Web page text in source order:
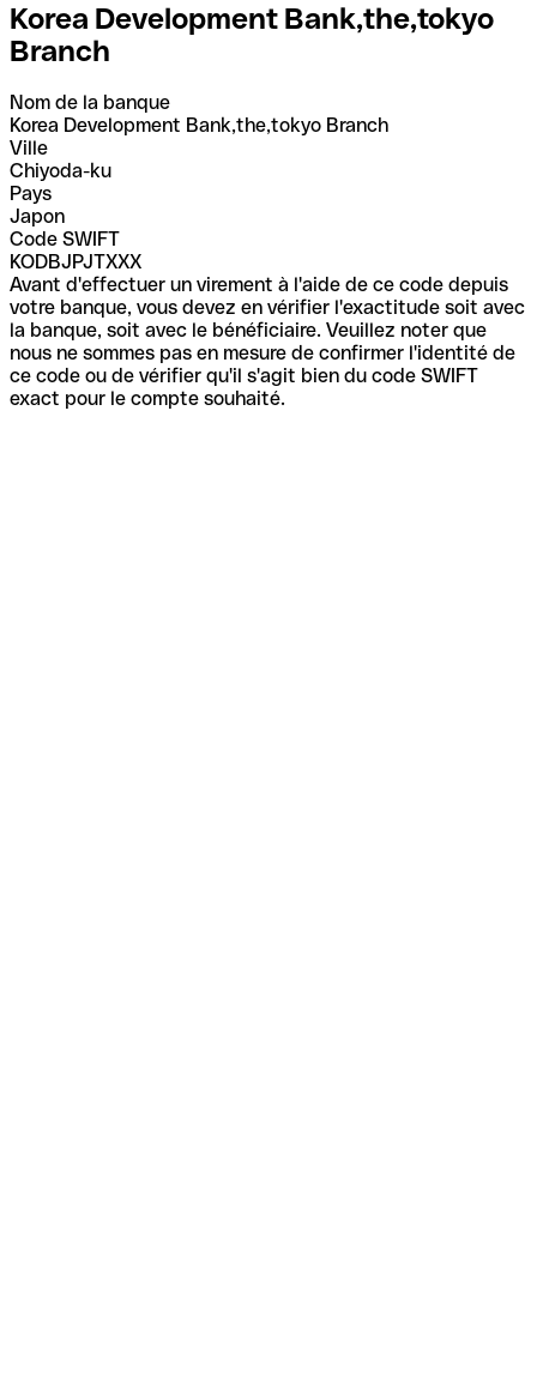
Korea Development Bank,the,tokyo
Branch
Nom de la banque
Korea Development Bank,the,tokyo Branch
Ville
Chiyoda-ku
Pays
Japon
Code SWIFT
KODBJPJTXXX
Avant d'effectuer un virement à l'aide de ce code depuis
votre banque, vous devez en vérifier l'exactitude soit avec
la banque, soit avec le bénéficiaire. Veuillez noter que
nous ne sommes pas en mesure de confirmer l'identité de
ce code ou de vérifier qu'il s'agit bien du code SWIFT
exact pour le compte souhaité.